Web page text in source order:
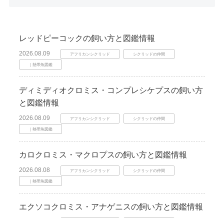
レッドピーコックの飼い方と図鑑情報
2026.08.09 アフリカンシクリッド シクリッドの仲間
｜熱帯魚図鑑
ディミディオクロミス・コンプレシケプスの飼い方
と図鑑情報
2026.08.09 アフリカンシクリッド シクリッドの仲間
｜熱帯魚図鑑
カロクロミス・マクロプスの飼い方と図鑑情報
2026.08.08 アフリカンシクリッド シクリッドの仲間
｜熱帯魚図鑑
エクソコクロミス・アナゲニスの飼い方と図鑑情報